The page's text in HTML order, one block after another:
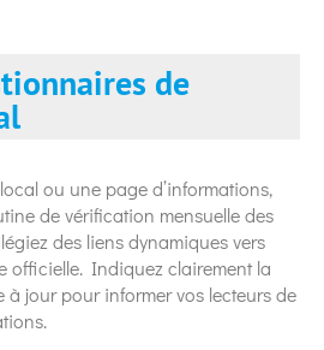
de
ou une page d’informations,
de vérification mensuelle des
des liens dynamiques vers
officielle. Indiquez clairement la
à jour pour informer vos lecteurs de